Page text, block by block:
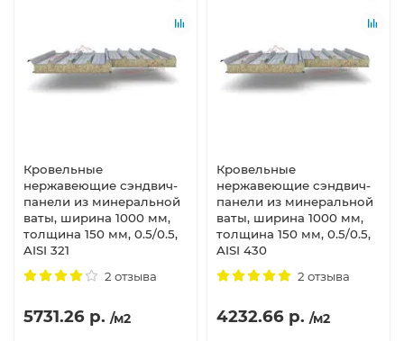
Кровельные
нержавеющие сэндвич-
панели из минеральной
ваты, ширина 1000 мм,
толщина 150 мм, 0.5/0.5,
AISI 321
2 отзыва
5731.26 р. /м2
Кровельные
нержавеющие сэндвич-
панели из минеральной
ваты, ширина 1000 мм,
толщина 150 мм, 0.5/0.5,
AISI 430
2 отзыва
4232.66 р. /м2